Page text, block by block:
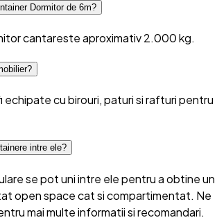
Dormitor de 6m?
cantareste aproximativ 2.000 kg.
cu birouri, paturi si rafturi pentru
intre ele?
se pot uni intre ele pentru a obtine un
open space cat si compartimentat. Ne
mai multe informatii si recomandari.